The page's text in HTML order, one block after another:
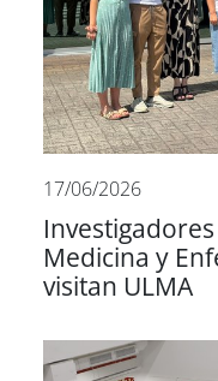
17/06/2026
Medicina y
visitan ULMA